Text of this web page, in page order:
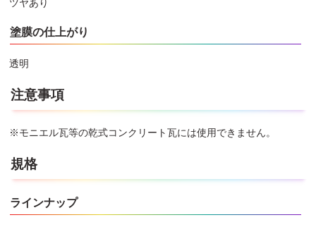
ツヤあり
塗膜の仕上がり
透明
注意事項
※モニエル瓦等の乾式コンクリート瓦には使用できません。
規格
ラインナップ